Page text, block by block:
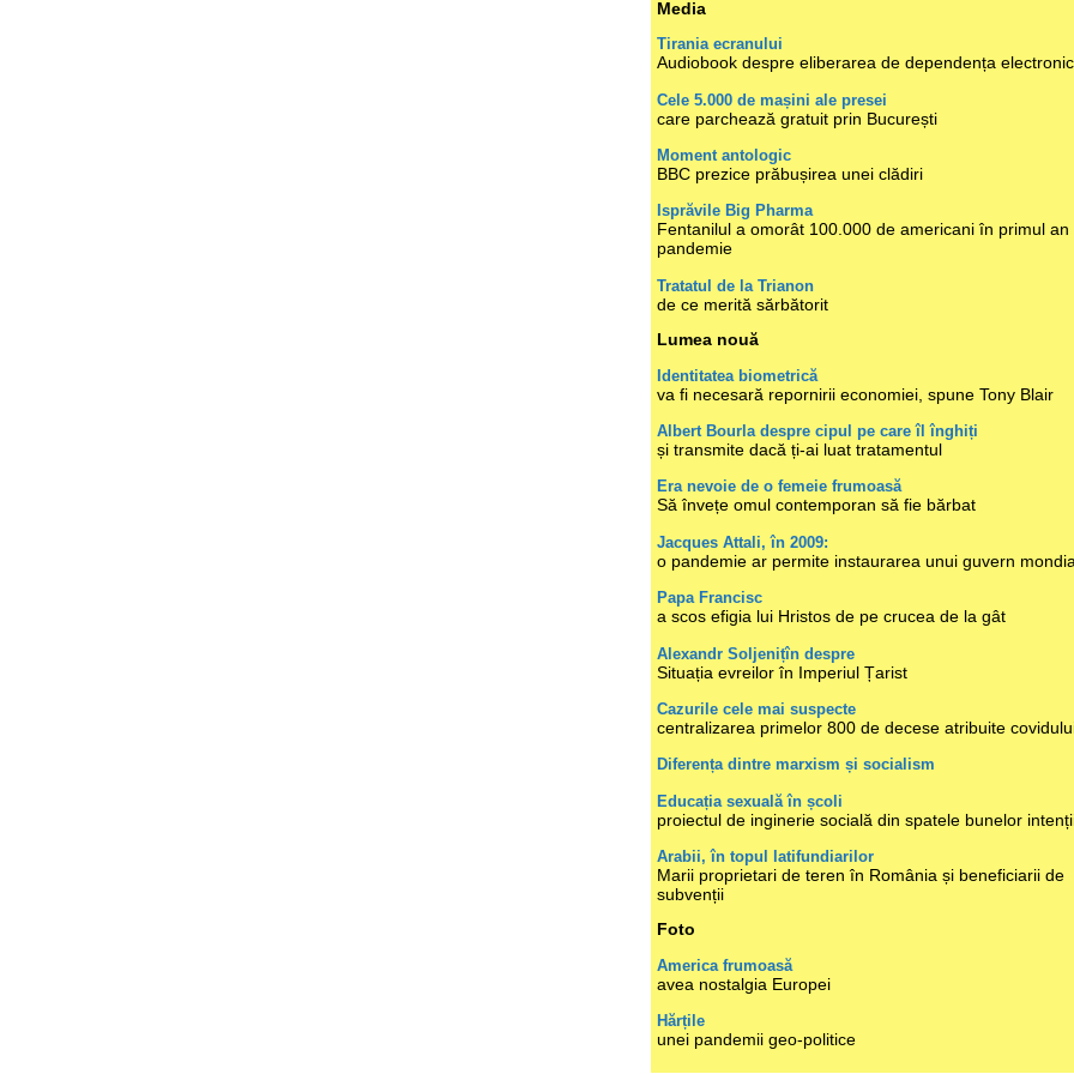
Media
Tirania ecranului
Audiobook despre eliberarea de dependența
Cele 5.000 de mașini ale presei
care parchează gratuit prin București
Moment antologic
BBC prezice prăbușirea unei clădiri
Isprăvile Big Pharma
Fentanilul a omorât 100.000 de americani în primul an
pandemie
Tratatul de la Trianon
de ce merită sărbătorit
Lumea nouă
Identitatea biometrică
va fi necesară repornirii economiei, spune Tony Blair
Albert Bourla despre cipul pe care îl înghiți
și transmite dacă ți-ai luat tratamentul
Era nevoie de o femeie frumoasă
Să învețe omul contemporan să fie bărbat
Jacques Attali, în 2009:
o pandemie ar permite instaurarea unui guvern
Papa Francisc
a scos efigia lui Hristos de pe crucea de la gât
Alexandr Soljenițîn despre
Situația evreilor în Imperiul Țarist
Cazurile cele mai suspecte
centralizarea primelor 800 de decese atribuite
Diferența dintre marxism și socialism
Educația sexuală în școli
proiectul de inginerie socială din spatele bunelor
Arabii, în topul latifundiarilor
Marii proprietari de teren în România și beneficiarii de
subvenții
Foto
America frumoasă
avea nostalgia Europei
Hărțile
unei pandemii geo-politice